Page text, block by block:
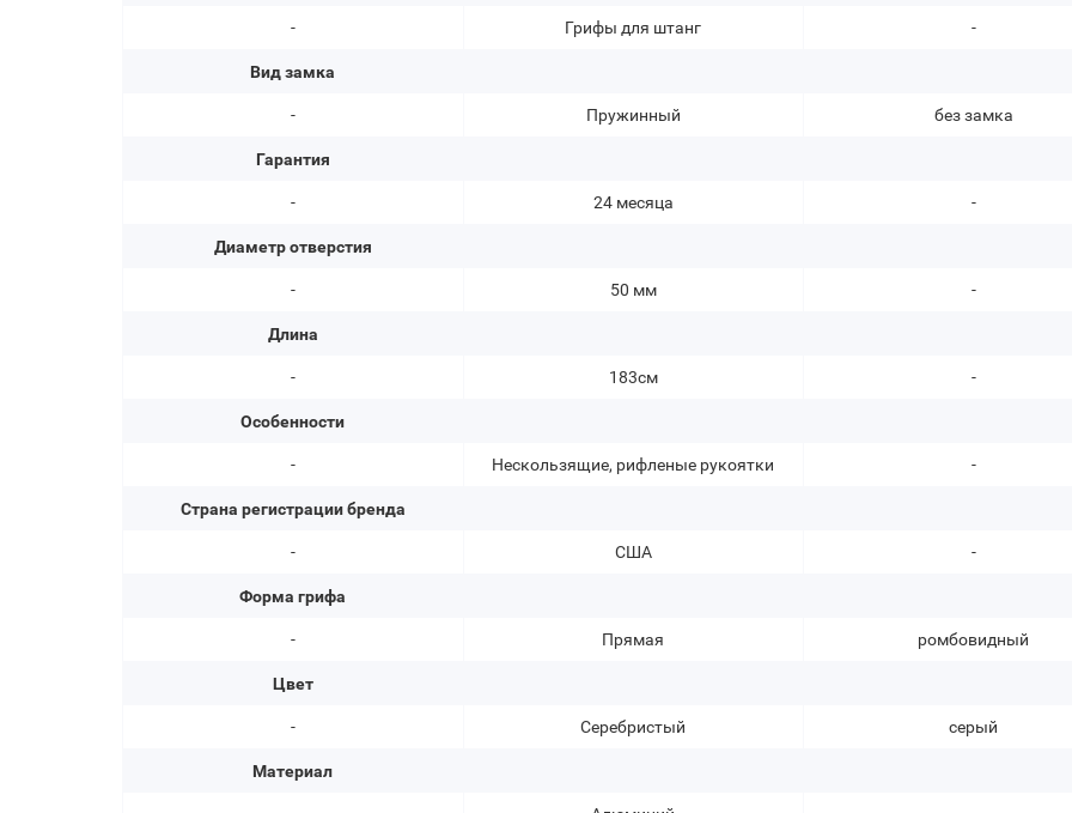
-
Вид замка
-
Гарантия
-
Диаметр отверстия
-
Длина
-
Особенности
-
Страна регистрации бренда
-
Форма грифа
-
Цвет
-
Материал
Грифы для штанг
Пружинный
24 месяца
50 мм
183см
Нескользящие, рифленые рукоятки
США
Прямая
Серебристый
-
без замка
-
-
-
-
-
ромбовидный
серый